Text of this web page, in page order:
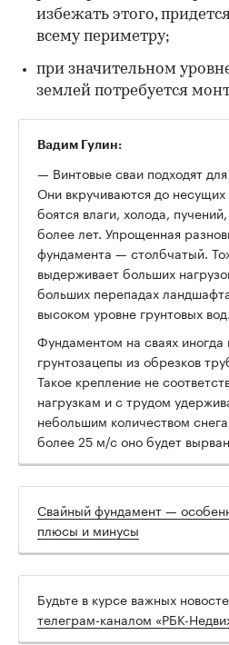
избежать этого,
всему периметру;
при значительном
землей потребуется
Вадим Гулин:
— Винтовые сваи подходят
Они вкручиваются до
боятся влаги, холода,
более лет. Упрощенная
фундамента — столбчатый.
выдерживает больших
больших перепадах
высоком уровне грунтовых вод.
Фундаментом на сваях
грунтозацепы из обрезков
Такое крепление не
нагрузкам и с трудом
небольшим количеством
более 25 м/с оно будет
Свайный фундамент —
плюсы и минусы
Будьте в курсе важных
телеграм-каналом «РБК-